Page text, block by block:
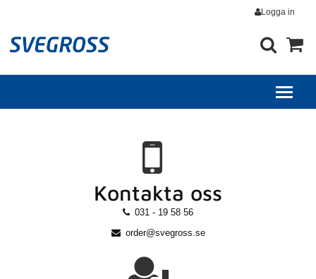
Logga in
Kontakta oss
031 - 19 58 56
order@svegross.se